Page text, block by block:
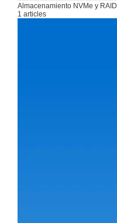
Almacenamiento NVMe y RAID
1 articles